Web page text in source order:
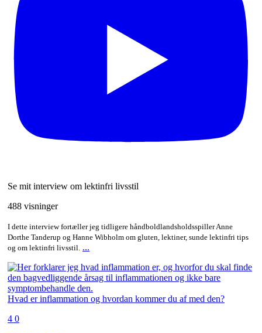
Se mit interview om lektinfri livsstil
488 visninger
I dette interview fortæller jeg tidligere håndboldlandsholdsspiller Anne
Dorthe Tanderup og Hanne Wibholm om gluten, lektiner, sunde lektinfri tips
og om lektinfri livsstil. ...
Hvad er inflammation og hvordan kommer du af med den?
4 0